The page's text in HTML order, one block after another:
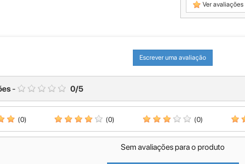
Ver avaliações
Escrever uma avaliação
- 0/5
(0) (0) (0)
Sem avaliações para o produto